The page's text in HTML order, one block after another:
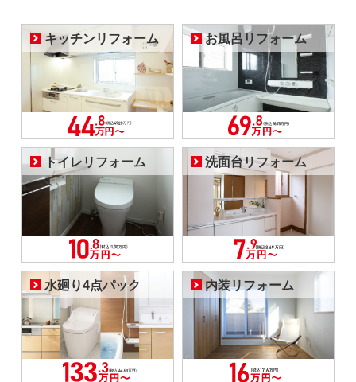
キッチンリフォーム お風呂リフォーム
トイレリフォーム 洗面台リフォーム
水廻り4点パック 内装リフォーム